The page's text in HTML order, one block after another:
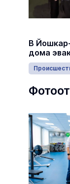
В
дома